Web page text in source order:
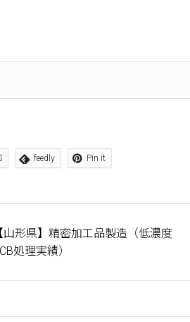
feedly Pin it
山形県】精密加工品製造（低濃度
処理実績）